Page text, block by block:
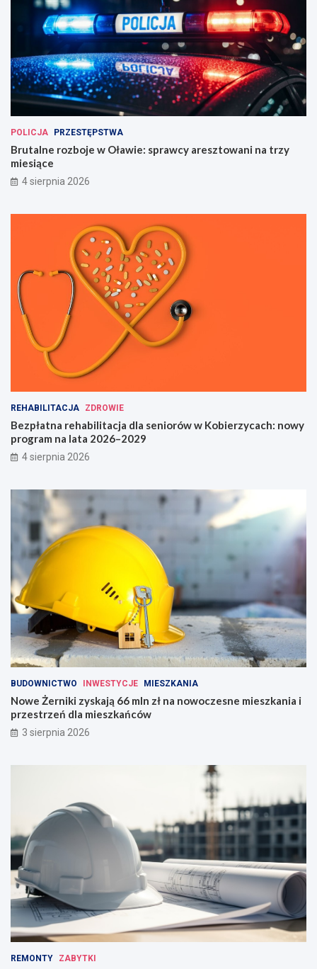
POLICJA PRZESTĘPSTWA
Brutalne rozboje w Oławie: sprawcy aresztowani na trzy
miesiące
4 sierpnia 2026
REHABILITACJA ZDROWIE
Bezpłatna rehabilitacja dla seniorów w Kobierzycach: nowy
program na lata 2026–2029
4 sierpnia 2026
BUDOWNICTWO INWESTYCJE MIESZKANIA
Nowe Żerniki zyskają 66 mln zł na nowoczesne mieszkania i
przestrzeń dla mieszkańców
3 sierpnia 2026
REMONTY ZABYTKI